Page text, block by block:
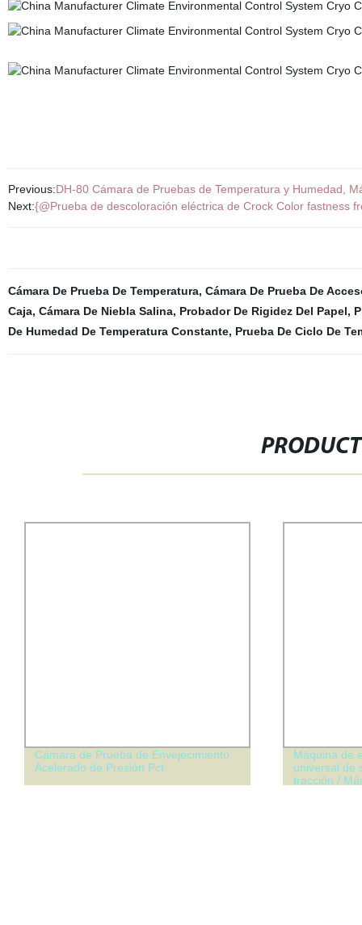
Previous:DH-80 Cámara de Pruebas de Temperatura y Humedad,
Next:{@Prueba de descoloración eléctrica de Crock Color fastness
Cámara De Prueba De Temperatura, Cámara De Prueba De
Caja, Cámara De Niebla Salina, Probador De Rigidez Del Papel,
De Humedad De Temperatura Constante, Prueba De Ciclo De
Cámara de Prueba de Envejecimiento
Acelerado de Presión Pct
Máquina de
universal de
tracción /